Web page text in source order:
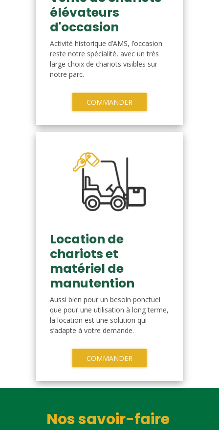
élévateurs
d'occasion
Activité historique d’AMS, l’occasion
reste notre spécialité, avec un très
large choix de chariots visibles sur
notre parc.
COMMANDER
Location de
chariots et
matériel de
manutention
Aussi bien pour un besoin ponctuel
que pour une utilisation à long terme,
la location est une solution qui
s’adapte à votre demande.
COMMANDER
Nos savoir-faire